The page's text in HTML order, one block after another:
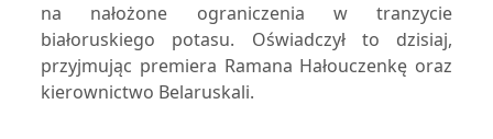
na nałożone ograniczenia w tranzycie
białoruskiego potasu. Oświadczył to dzisiaj,
przyjmując premiera Ramana Hałouczenkę oraz
kierownictwo Belaruskali.